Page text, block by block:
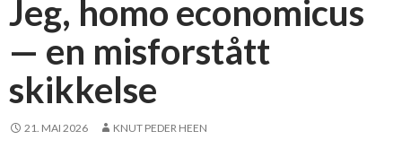
i
g
e
r
b
f
s
e
r
i
Jeg, homo economicus
— en misforstått
skikkelse
21. MAI 2026 KNUT PEDER HEEN